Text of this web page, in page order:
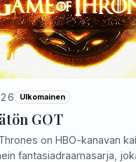
Ulkomainen
GOT
on HBO-kanavan
fantasiadraamasarja,